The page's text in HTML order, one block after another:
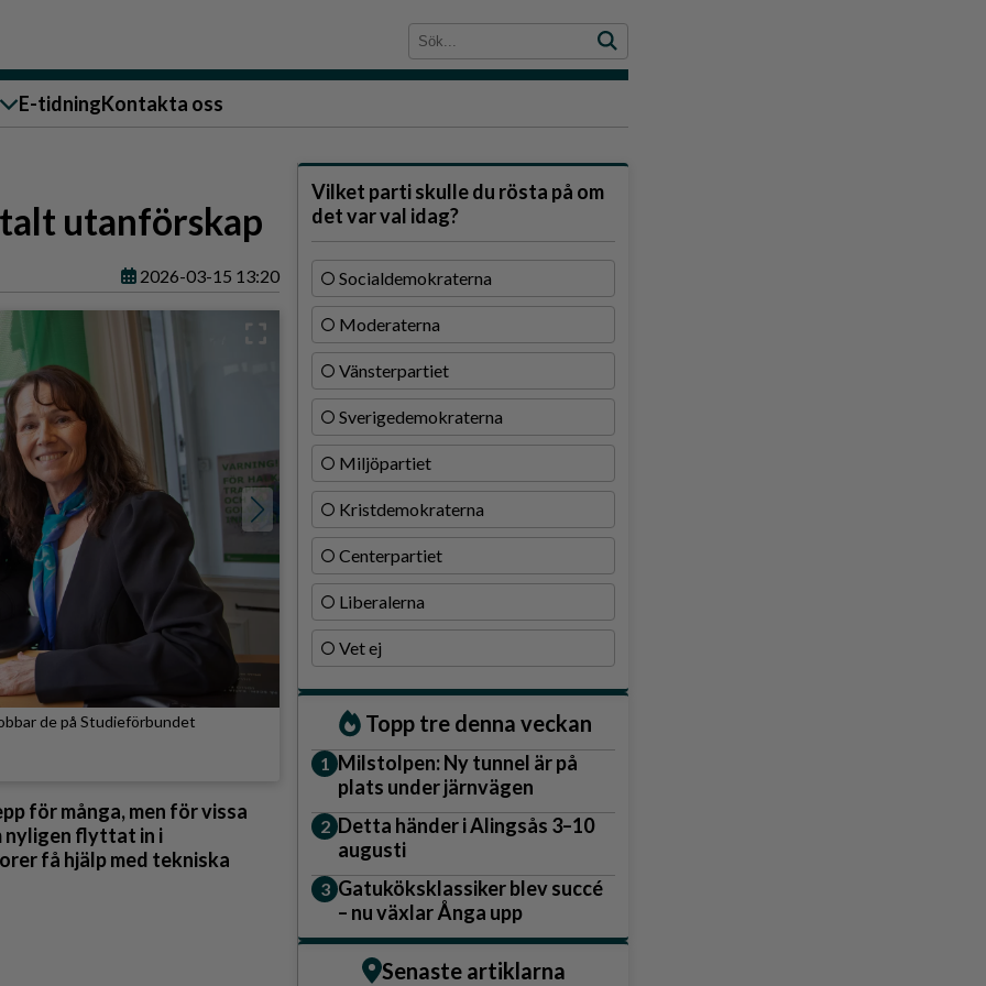
E-tidningKontakta oss
utanförskap
2026-03-15 13:20
de på Studieförbundet
Från vänster syns handledarna Tomas Nettelbladt, Ulla-Stina Rask, Ronnie Turesson och Per
Törneld. De engagerar sig i Seniordata och erbjuder hjälp till deltagarna.
Matilda Falk
för många, men för vissa
nyligen flyttat in i
få hjälp med tekniska
Vilket parti skulle du rösta på om
det var val idag?
Socialdemokraterna
Moderaterna
Vänsterpartiet
Sverigedemokraterna
Miljöpartiet
Kristdemokraterna
Centerpartiet
Liberalerna
Vet ej
Topp tre denna veckan
Milstolpen: Ny tunnel är på
plats under järnvägen
Detta händer i Alingsås 3–10
augusti
Gatuköksklassiker blev succé
– nu växlar Ånga upp
Senaste artiklarna